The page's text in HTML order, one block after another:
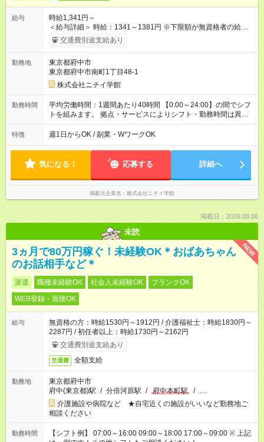
給与
時給1,341円～
＜給与詳細＞ 時給：1341～1381円 ※下限額が無資格者の給与
です。 【試用期間】試用期間あり 試用期間の長さ：3ヶ月 雇用
形態、給与は本採用時と同じです。
交通費別途支給あり
勤務地
東京都府中市
東京都府中市南町1丁目48-1
株式会社ニチイ学館
勤務時間
平均労働時間：1週間あたり40時間 【0:00～24:00】の間でシフ
トを組みます。 拠点・サービスによりシフト・勤務時間は異な
ります。 ＜シフト例＞ 早番：7:30～16:30 日勤：9:00～18:00
遅番：11:00～20:00 夜勤：16:30～翌9:30 ※上記は一例です。
たり40時間 【0:00～24:00】の間でシフトを組みます。 拠点・
サービスによりシフト・勤務時間は異なります。 ＜シフト例＞
早番：7:30～16:30 日勤：9:00～18:00 遅番：11:00～20:00 夜
勤：16:30～翌9:30 ※上記は一例です。 ※働き方は柔軟にご相談
いただけます。
特徴 週1日からOK / 副業・WワークOK
気になる！ 応募する 詳細へ
掲載元企業名 株式会社ニチイ学館
掲載日：2026.08.06
未読
NEW
3ヵ月で80万円稼ぐ！未経験OK＊おばあちゃん
のお話相手など＊
派遣 職種未経験OK 社会人未経験OK
ブランクOK
WEB登録・面接OK
給与
無資格の方：時給1530円～1912円 / 介護福祉士：時給1830円～
2287円 / 初任者以上：時給1730円～2162円
交通費別途支給あり
交通費 全額支給
勤務地
東京都府中市
府中(東京都)駅 / 分倍河原駅 / 府中本町駅 / …
介護施設や病院など ★自宅近くの施設がいいなど勤務地ご
相談ください
勤務時間
【シフト例】 07:00～16:00 09:00～18:00 17:00～09:00 ※ 上記